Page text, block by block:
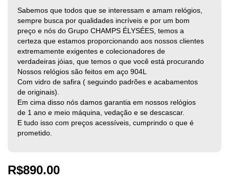
Sabemos que todos que se interessam e amam relógios,
sempre busca por qualidades incríveis e por um bom
preço e nós do Grupo CHAMPS ÉLYSÉES, temos a
certeza que estamos proporcionando aos nossos clientes
extremamente exigentes e colecionadores de
verdadeiras jóias, que temos o que você está procurando
Nossos relógios são feitos em aço 904L
Com vidro de safira ( seguindo padrões e acabamentos
de originais).
Em cima disso nós damos garantia em nossos relógios
de 1 ano e meio máquina, vedação e se descascar.
E tudo isso com preços acessíveis, cumprindo o que é
prometido.
R$890.00